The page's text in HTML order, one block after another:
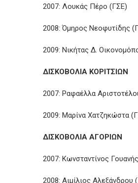
2007: Λουκάς
2008: Όμηρος
2009: Νικήτας Δ.
ΔΙΣΚΟΒΟΛΙΑ ΚΟΡΙΤΣΙΩΝ
2007: Ραφαέλλα
2009: Μαρίνα
ΔΙΣΚΟΒΟΛΙΑ ΑΓΟΡΙΩΝ
2007: Κωνσταντίνος
2008: Αιμίλιος